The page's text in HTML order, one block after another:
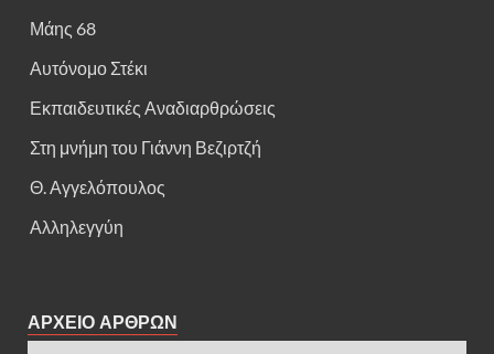
Μάης 68
Αυτόνομο Στέκι
Εκπαιδευτικές Αναδιαρθρώσεις
Στη μνήμη του Γιάννη Βεζιρτζή
Θ. Αγγελόπουλος
Αλληλεγγύη
ΑΡΧΕΙΟ ΑΡΘΡΩΝ